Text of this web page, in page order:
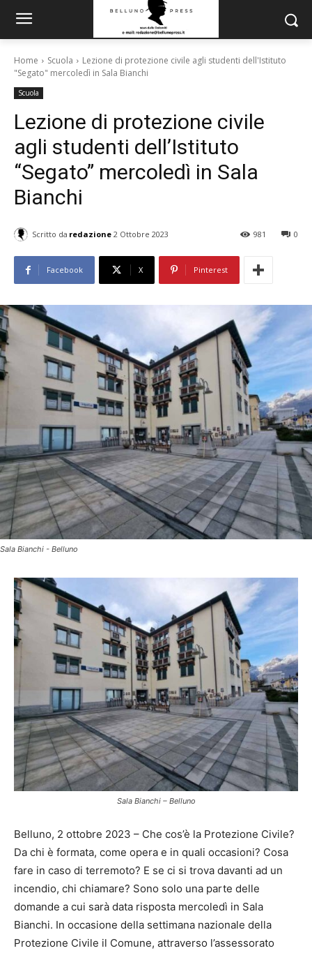
Home Scuola
Lezione di protezione civile agli studenti dell'Istituto
"Segato" mercoledì in Sala Bianchi
Scuola
Lezione di protezione civile
agli studenti dell’Istituto
“Segato” mercoledì in Sala
Bianchi
Scritto da redazione 2 Ottobre 2023 0
981
Facebook X Pinterest
Sala Bianchi - Belluno
Sala Bianchi – Belluno
Belluno, 2 ottobre 2023 – Che cos’è la Protezione Civile?
Da chi è formata, come opera e in quali occasioni? Cosa
fare in caso di terremoto? E se ci si trova davanti ad un
incendio, chi chiamare? Sono solo una parte delle
domande a cui sarà data risposta mercoledì in Sala
Bianchi. In occasione della settimana nazionale della
Protezione Civile il Comune, attraverso l’assessorato